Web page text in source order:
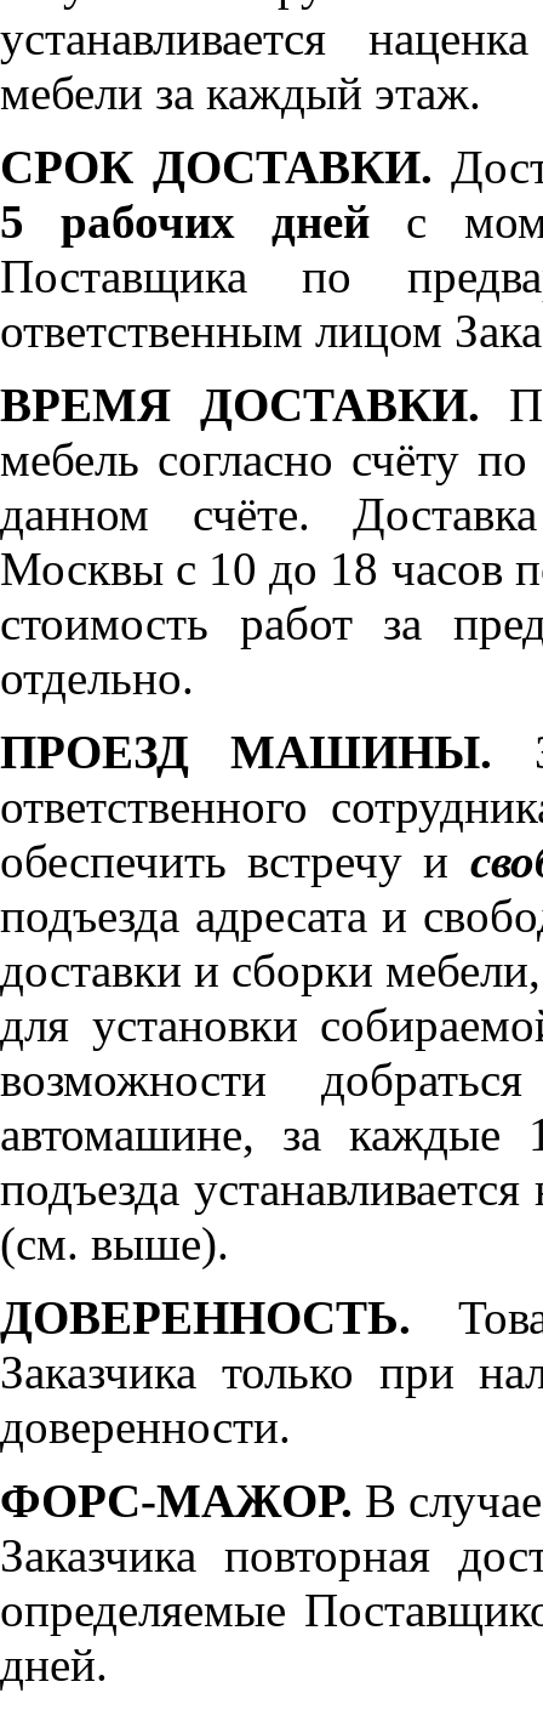
устанавливается
мебели за каждый этаж.
СРОК ДОСТАВКИ.
5 рабочих дней с
Поставщика по
ответственным лицом
ВРЕМЯ ДОСТАВКИ.
мебель согласно счёту
данном счёте.
Москвы с 10 до 18 часов
стоимость работ за
отдельно.
ПРОЕЗД МАШИНЫ.
ответственного
обеспечить встречу и
подъезда адресата и
доставки и сборки
для установки
возможности
автомашине, за каждые
подъезда
(см. выше).
ДОВЕРЕННОСТЬ.
Заказчика только при
доверенности.
ФОРС-МАЖОР. В
Заказчика повторная
определяемые
дней.